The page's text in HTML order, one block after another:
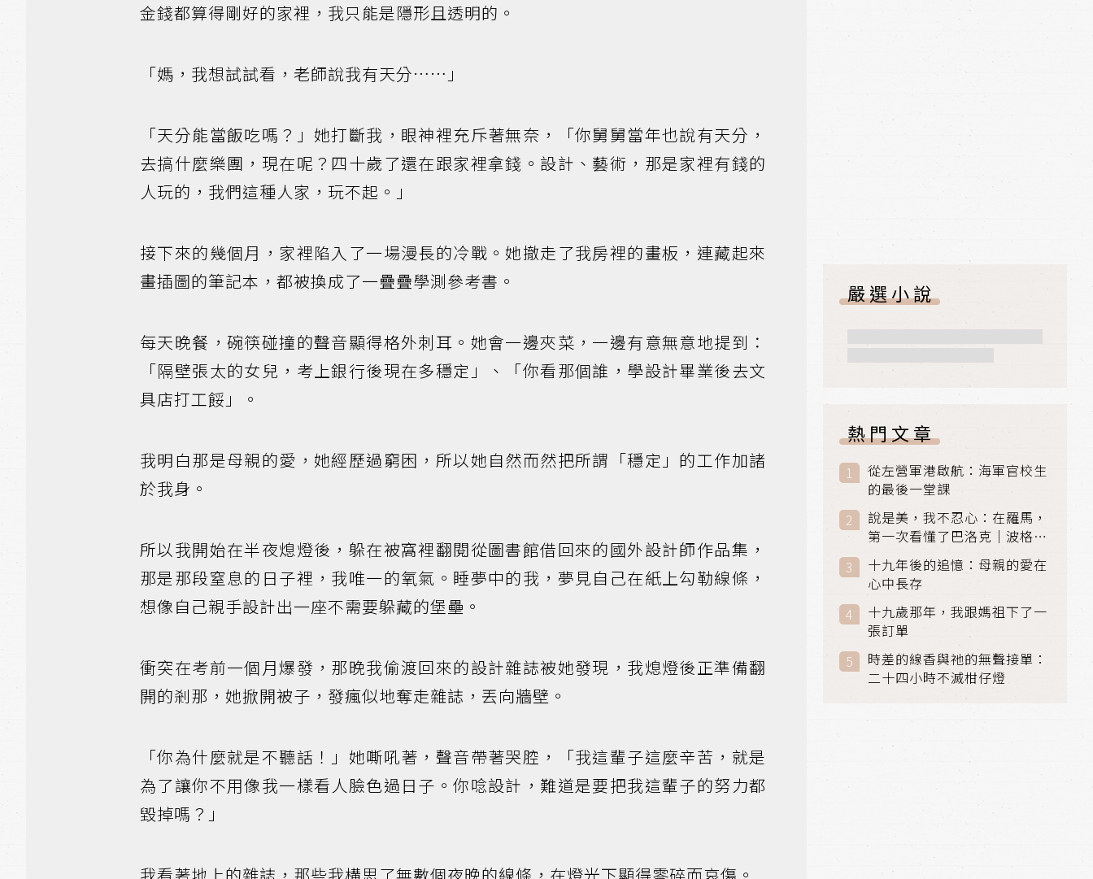
金錢都算得剛好的家裡，我只能是隱形且透明的。
「媽，我想試試看，老師說我有天分……」
「天分能當飯吃嗎？」她打斷我，眼神裡充斥著無奈，「你舅舅當年也說有天分，
去搞什麼樂團，現在呢？四十歲了還在跟家裡拿錢。設計、藝術，那是家裡有錢的
人玩的，我們這種人家，玩不起。」
接下來的幾個月，家裡陷入了一場漫長的冷戰。她撤走了我房裡的畫板，連藏起來
畫插圖的筆記本，都被換成了一疊疊學測參考書。
每天晚餐，碗筷碰撞的聲音顯得格外刺耳。她會一邊夾菜，一邊有意無意地提到：
「隔壁張太的女兒，考上銀行後現在多穩定」、「你看那個誰，學設計畢業後去文
具店打工餒」。
我明白那是母親的愛，她經歷過窮困，所以她自然而然把所謂「穩定」的工作加諸
於我身。
所以我開始在半夜熄燈後，躲在被窩裡翻閱從圖書館借回來的國外設計師作品集，
那是那段窒息的日子裡，我唯一的氧氣。睡夢中的我，夢見自己在紙上勾勒線條，
想像自己親手設計出一座不需要躲藏的堡壘。
衝突在考前一個月爆發，那晚我偷渡回來的設計雜誌被她發現，我熄燈後正準備翻
開的剎那，她掀開被子，發瘋似地奪走雜誌，丟向牆壁。
「你為什麼就是不聽話！」她嘶吼著，聲音帶著哭腔，「我這輩子這麼辛苦，就是
為了讓你不用像我一樣看人臉色過日子。你唸設計，難道是要把我這輩子的努力都
毀掉嗎？」
嚴選小說
熱門文章
從左營軍港啟航：海軍官校生
的最後一堂課
說是美，我不忍心：在羅馬，
第一次看懂了巴洛克｜波格賽
美術館 (Galleria Borghese)
｜義大利 羅馬
十九年後的追憶：母親的愛在
心中長存
十九歲那年，我跟媽祖下了一
張訂單
時差的線香與祂的無聲接單：
二十四小時不滅柑仔燈